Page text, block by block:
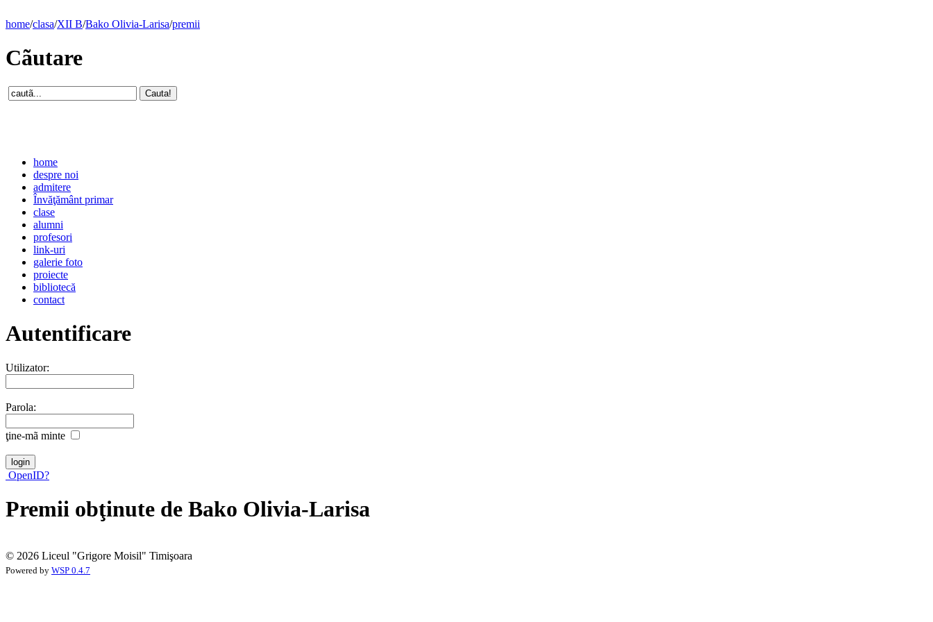
home/clasa/XII B/Bako Olivia-Larisa/premii
Cãutare
home
despre noi
admitere
Învăţământ primar
clase
alumni
profesori
link-uri
galerie foto
proiecte
bibliotecă
contact
Autentificare
Utilizator:
Parola:
ţine-mã minte
OpenID?
Premii obţinute de Bako Olivia-Larisa
© 2026 Liceul "Grigore Moisil" Timişoara
Powered by WSP 0.4.7